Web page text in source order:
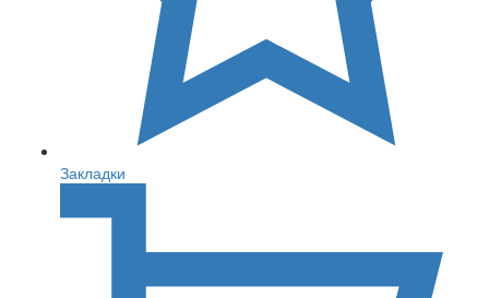
Закладки